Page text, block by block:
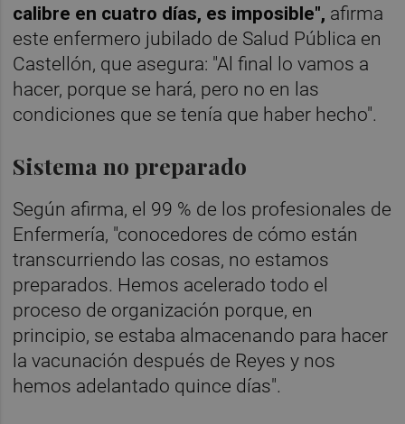
calibre en cuatro días, es imposible", afirma
este enfermero jubilado de Salud Pública en
Castellón, que asegura: "Al final lo vamos a
hacer, porque se hará, pero no en las
condiciones que se tenía que haber hecho".
Sistema no preparado
Según afirma, el 99 % de los profesionales de
Enfermería, "conocedores de cómo están
transcurriendo las cosas, no estamos
preparados. Hemos acelerado todo el
proceso de organización porque, en
principio, se estaba almacenando para hacer
la vacunación después de Reyes y nos
hemos adelantado quince días".